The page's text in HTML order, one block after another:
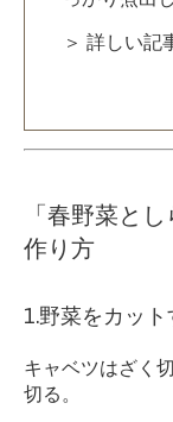
＞ 詳しい記
「春野菜と
作り方
1.野菜をカット
キャベツはざく
切る。